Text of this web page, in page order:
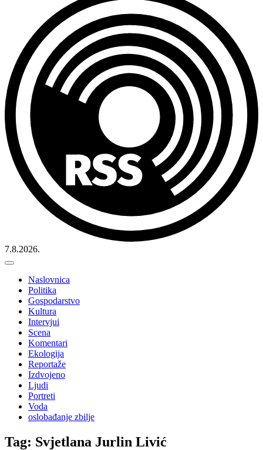
7.8.2026.
Naslovnica
Politika
Gospodarstvo
Kultura
Intervjui
Scena
Komentari
Ekologija
Reportaže
Izdvojeno
Ljudi
Portreti
Voda
oslobađanje zbilje
Tag: Svjetlana Jurlin Livić